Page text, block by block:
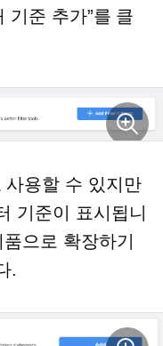
기준 추가”를 클
사용할 수 있지만
기준이 표시됩니
으로 확장하기
.